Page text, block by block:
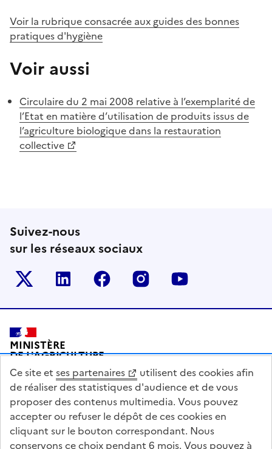
Voir la rubrique consacrée aux guides des bonnes
pratiques d'hygiène
Voir aussi
Circulaire du 2 mai 2008 relative à l’exemplarité de
l’Etat en matière d’utilisation de produits issus de
l’agriculture biologique dans la restauration
collective
Suivez-nous
sur les réseaux sociaux
Le ministère sur Twitter
Le ministère sur LinkedIn
Le ministère sur Facebook
Le ministère sur
Pied de page
MINISTÈRE
DE L'AGRICULTURE
DE L'AGRO-ALIMENTAIRE
ET DE LA SOUVERAINETÉ
ALIMENTAIRE
Ce site et ses partenaires
utilisent des cookies afin
de réaliser des statistiques d'audience et de vous
proposer des contenus multimedia. Vous pouvez
accepter ou refuser le dépôt de ces cookies en
cliquant sur le bouton correspondant. Nous
conservons ce choix pendant 6 mois. Vous pouvez à